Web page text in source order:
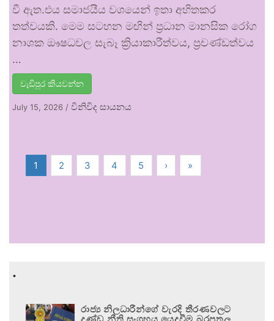
වී ඇත.එය සමාජයීය වශයෙන් ඉතා අහිතකර
තත්වයකි. මෙම සටහන මඟින් ප්‍රධාන මානසික රෝග
නාශක ඖෂධවල සැබෑ ක්‍රියාකාරීත්වය, ප්‍රචණ්ඩත්වය
…
වැඩිපුර කියවන්න
July 15, 2026 / විනිවිද සායනය
1 2 3 4 5 › »
.
රාජ්‍ය නිලධාරීන්ගේ වැරදි තීරණවලට